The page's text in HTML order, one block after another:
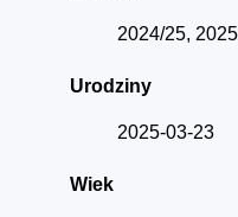
2024/25,
Urodziny
2025-03-23
Wiek